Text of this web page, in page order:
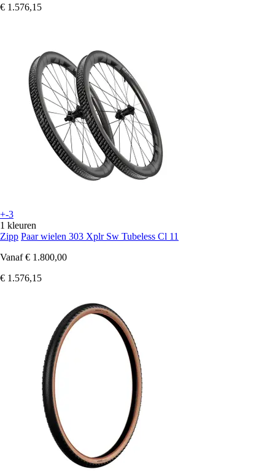
€ 1.576,15
+-3
1 kleuren
Zipp Paar wielen 303 Xplr Sw Tubeless Cl 11
Vanaf € 1.800,00
€ 1.576,15